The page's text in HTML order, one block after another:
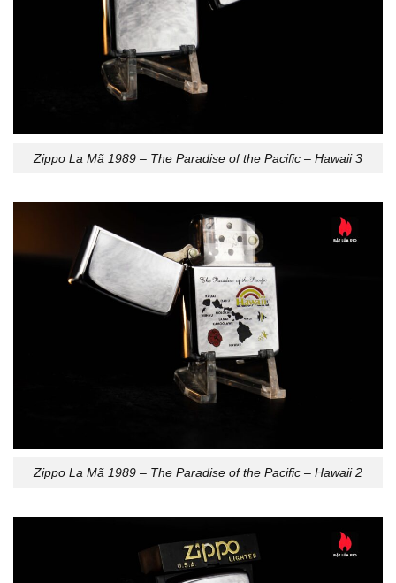
Zippo La Mã 1989 – The Paradise of the Pacific – Hawaii 3
Zippo La Mã 1989 – The Paradise of the Pacific – Hawaii 2